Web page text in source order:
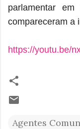
parlamentar
compareceram a
https://youtu.be/
Agentes